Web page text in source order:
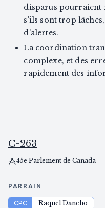
disparus pourraient
s'ils sont trop
d'alertes.
La coordination
complexe, et des
rapidement des
C-263
45e Parlement de Canada
PARRAIN
CPC Raquel Dancho